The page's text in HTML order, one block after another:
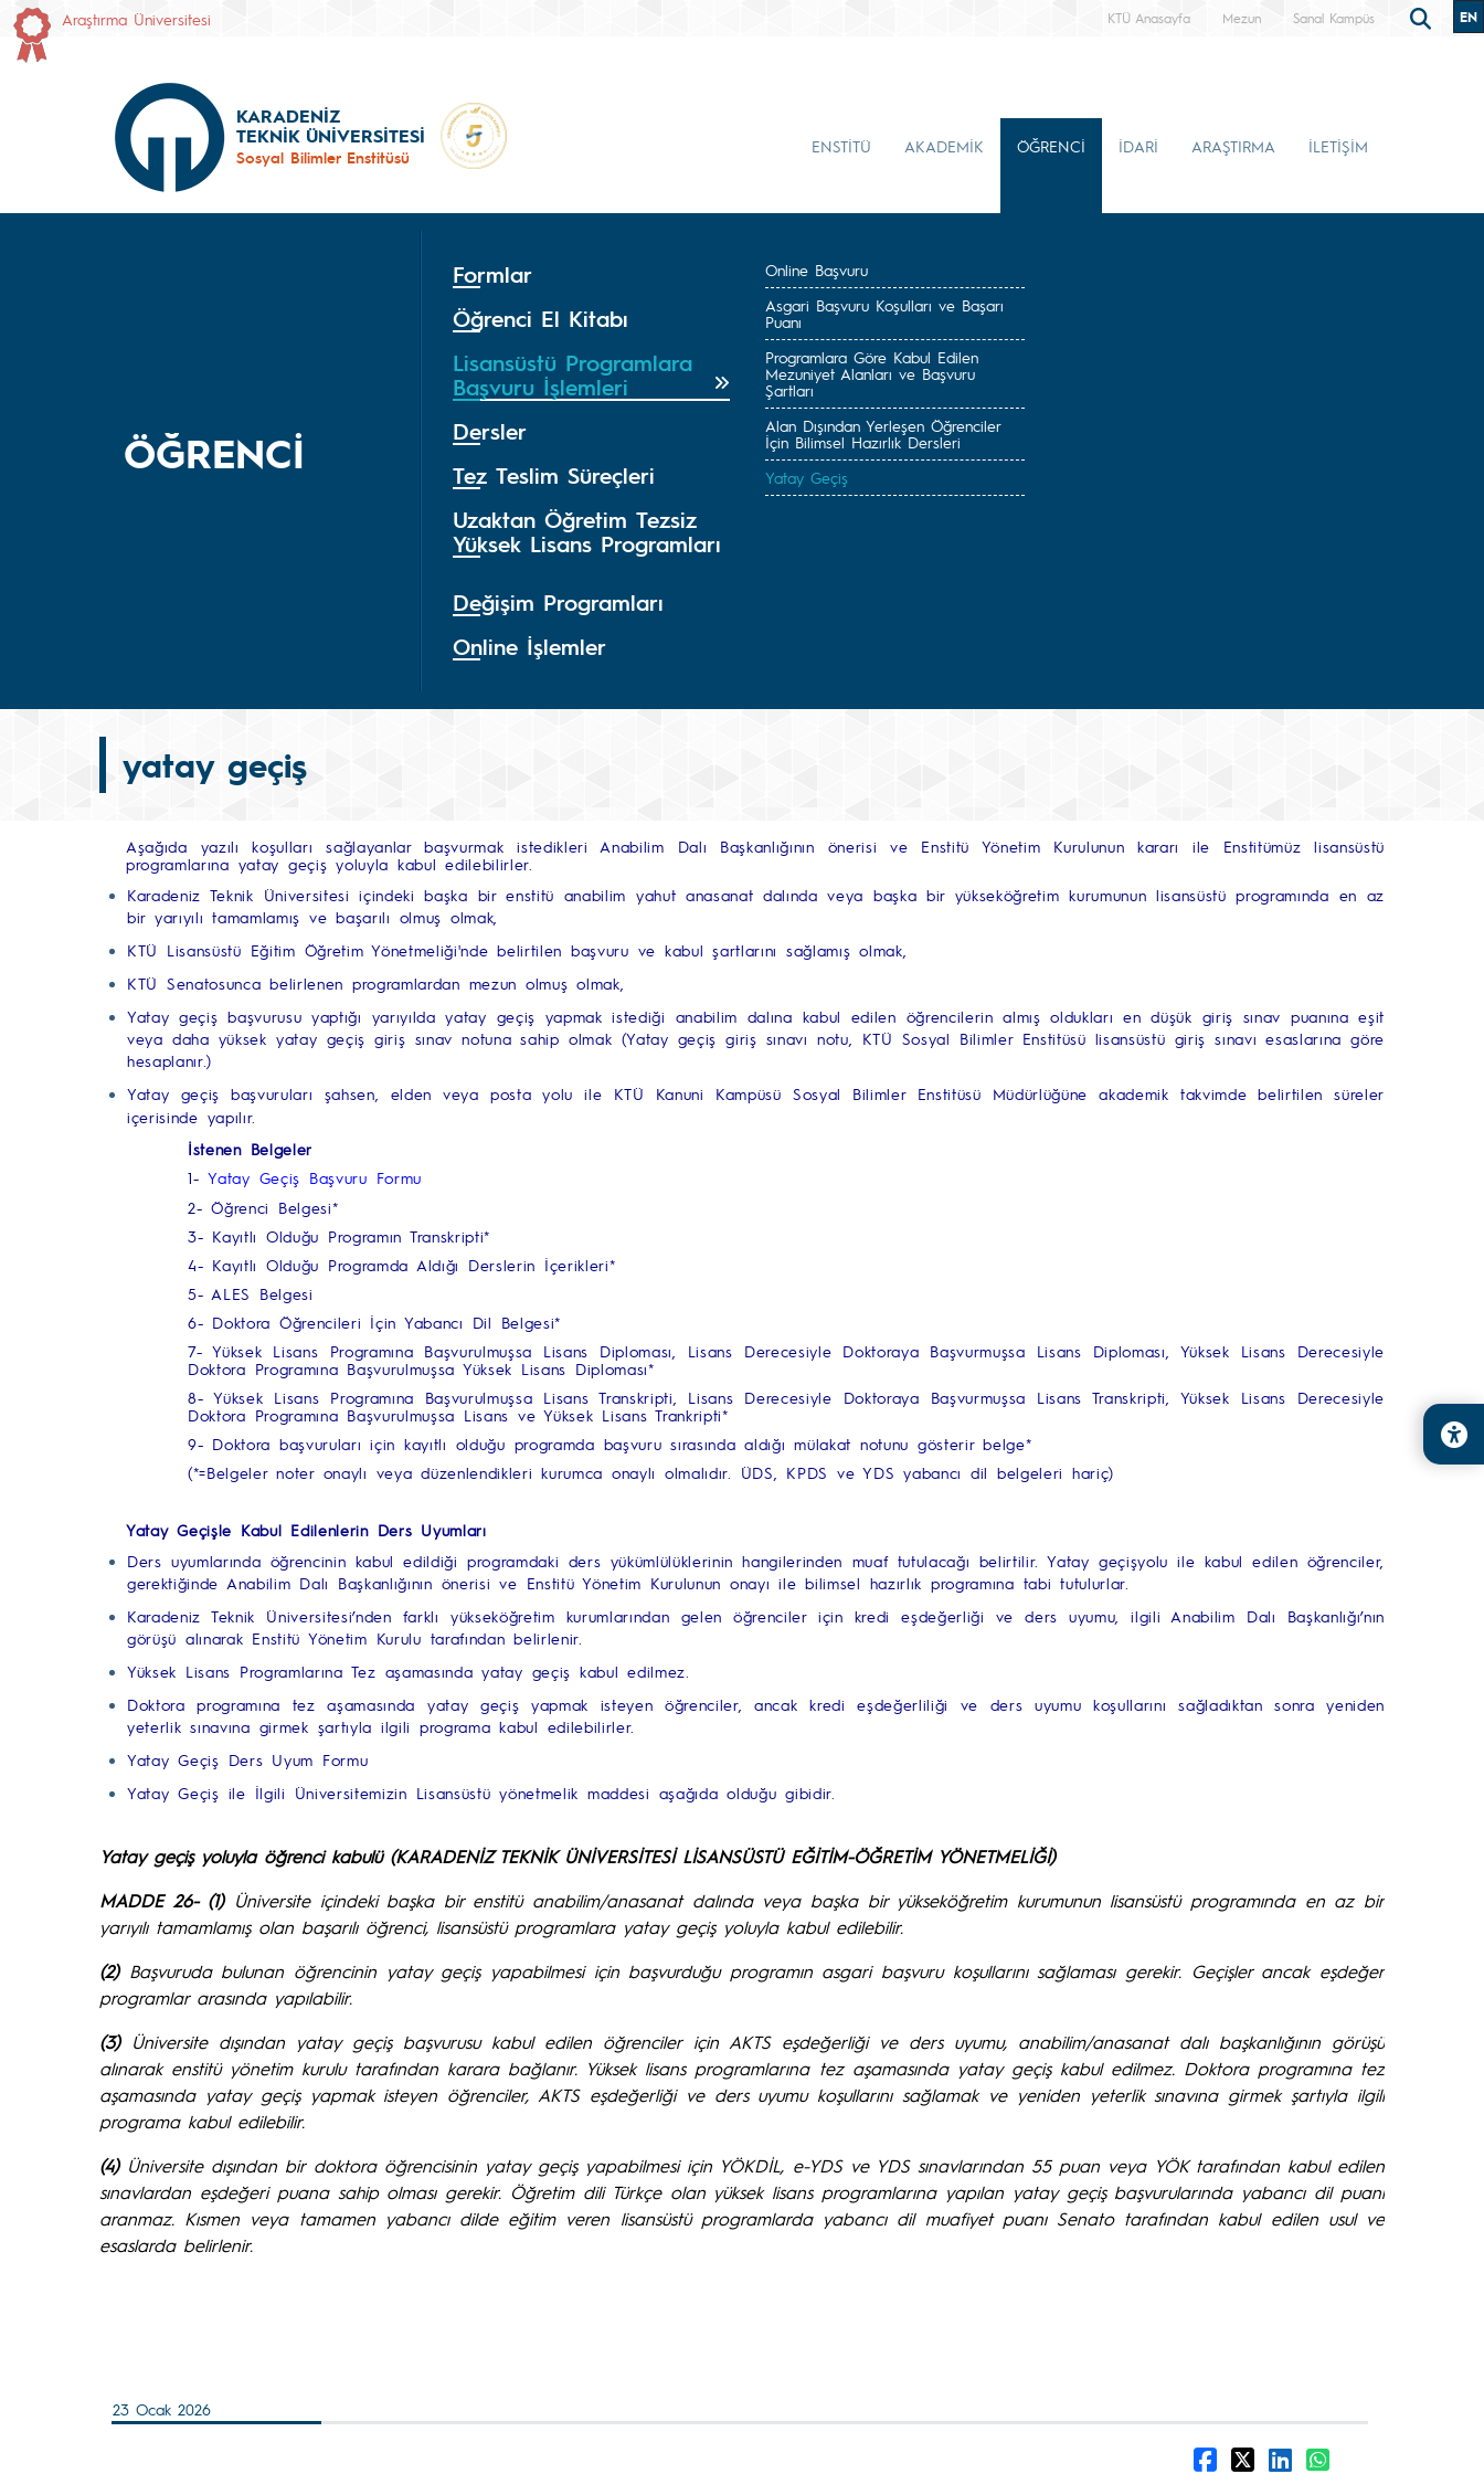
Araştırma Üniversitesi KTÜ Anasayfa Mezun Sanal Kampüs EN
KARADENİZ
TEKNİK ÜNİVERSİTESİ
Sosyal Bilimler Enstitüsü
ENSTİTÜ AKADEMİK ÖĞRENCİ İDARİ ARAŞTIRMA İLETİŞİM
ÖĞRENCİ
Formlar
Öğrenci El Kitabı
Lisansüstü Programlara
Başvuru İşlemleri
Dersler
Tez Teslim Süreçleri
Uzaktan Öğretim Tezsiz
Yüksek Lisans Programları
Değişim Programları
Online İşlemler
Online Başvuru
Asgari Başvuru Koşulları ve Başarı
Puanı
Programlara Göre Kabul Edilen
Mezuniyet Alanları ve Başvuru
Şartları
Alan Dışından Yerleşen Öğrenciler
İçin Bilimsel Hazırlık Dersleri
Yatay Geçiş
yatay geçiş
Aşağıda yazılı koşulları sağlayanlar başvurmak istedikleri Anabilim Dalı Başkanlığının önerisi ve Enstitü Yönetim Kurulunun kararı ile Enstitümüz lisansüstü
programlarına yatay geçiş yoluyla kabul edilebilirler.
Karadeniz Teknik Üniversitesi içindeki başka bir enstitü anabilim yahut anasanat dalında veya başka bir yükseköğretim kurumunun lisansüstü programında en az
bir yarıyılı tamamlamış ve başarılı olmuş olmak,
KTÜ Lisansüstü Eğitim Öğretim Yönetmeliği'nde belirtilen başvuru ve kabul şartlarını sağlamış olmak,
KTÜ Senatosunca belirlenen programlardan mezun olmuş olmak,
Yatay geçiş başvurusu yaptığı yarıyılda yatay geçiş yapmak istediği anabilim dalına kabul edilen öğrencilerin almış oldukları en düşük giriş sınav puanına eşit
veya daha yüksek yatay geçiş giriş sınav notuna sahip olmak (Yatay geçiş giriş sınavı notu, KTÜ Sosyal Bilimler Enstitüsü lisansüstü giriş sınavı esaslarına göre
hesaplanır.)
Yatay geçiş başvuruları şahsen, elden veya posta yolu ile KTÜ Kanuni Kampüsü Sosyal Bilimler Enstitüsü Müdürlüğüne akademik takvimde belirtilen süreler
içerisinde yapılır.
İstenen Belgeler
1- Yatay Geçiş Başvuru Formu
2- Öğrenci Belgesi*
3- Kayıtlı Olduğu Programın Transkripti*
4- Kayıtlı Olduğu Programda Aldığı Derslerin İçerikleri*
5- ALES Belgesi
6- Doktora Öğrencileri İçin Yabancı Dil Belgesi*
7- Yüksek Lisans Programına Başvurulmuşsa Lisans Diploması, Lisans Derecesiyle Doktoraya Başvurmuşsa Lisans Diploması, Yüksek Lisans Derecesiyle
Doktora Programına Başvurulmuşsa Yüksek Lisans Diploması*
8- Yüksek Lisans Programına Başvurulmuşsa Lisans Transkripti, Lisans Derecesiyle Doktoraya Başvurmuşsa Lisans Transkripti, Yüksek Lisans Derecesiyle
Doktora Programına Başvurulmuşsa Lisans ve Yüksek Lisans Trankripti*
9- Doktora başvuruları için kayıtlı olduğu programda başvuru sırasında aldığı mülakat notunu gösterir belge*
(*=Belgeler noter onaylı veya düzenlendikleri kurumca onaylı olmalıdır. ÜDS, KPDS ve YDS yabancı dil belgeleri hariç)
Yatay Geçişle Kabul Edilenlerin Ders Uyumları
Ders uyumlarında öğrencinin kabul edildiği programdaki ders yükümlülüklerinin hangilerinden muaf tutulacağı belirtilir. Yatay geçişyolu ile kabul edilen öğrenciler,
gerektiğinde Anabilim Dalı Başkanlığının önerisi ve Enstitü Yönetim Kurulunun onayı ile bilimsel hazırlık programına tabi tutulurlar.
Karadeniz Teknik Üniversitesi’nden farklı yükseköğretim kurumlarından gelen öğrenciler için kredi eşdeğerliği ve ders uyumu, ilgili Anabilim Dalı Başkanlığı’nın
görüşü alınarak Enstitü Yönetim Kurulu tarafından belirlenir.
Yüksek Lisans Programlarına Tez aşamasında yatay geçiş kabul edilmez.
Doktora programına tez aşamasında yatay geçiş yapmak isteyen öğrenciler, ancak kredi eşdeğerliliği ve ders uyumu koşullarını sağladıktan sonra yeniden
yeterlik sınavına girmek şartıyla ilgili programa kabul edilebilirler.
Yatay Geçiş Ders Uyum Formu
Yatay Geçiş ile İlgili Üniversitemizin Lisansüstü yönetmelik maddesi aşağıda olduğu gibidir.
Yatay geçiş yoluyla öğrenci kabulü (KARADENİZ TEKNİK ÜNİVERSİTESİ LİSANSÜSTÜ EĞİTİM-ÖĞRETİM YÖNETMELİĞİ)
MADDE 26- (1)Üniversite içindeki başka bir enstitü anabilim/anasanat dalında veya başka bir yükseköğretim kurumunun lisansüstü programında en az bir
yarıyılı tamamlamış olan başarılı öğrenci, lisansüstü programlara yatay geçiş yoluyla kabul edilebilir.
(2)Başvuruda bulunan öğrencinin yatay geçiş yapabilmesi için başvurduğu programın asgari başvuru koşullarını sağlaması gerekir. Geçişler ancak eşdeğer
programlar arasında yapılabilir.
(3) Üniversite dışından yatay geçiş başvurusu kabul edilen öğrenciler için AKTS eşdeğerliği ve ders uyumu, anabilim/anasanat dalı başkanlığının görüşü
alınarak enstitü yönetim kurulu tarafından karara bağlanır. Yüksek lisans programlarına tez aşamasında yatay geçiş kabul edilmez. Doktora programına tez
aşamasında yatay geçiş yapmak isteyen öğrenciler, AKTS eşdeğerliği ve ders uyumu koşullarını sağlamak ve yeniden yeterlik sınavına girmek şartıyla ilgili
programa kabul edilebilir.
(4)Üniversite dışından bir doktora öğrencisinin yatay geçiş yapabilmesi için YÖKDİL, e-YDS ve YDS sınavlarından 55 puan veya YÖK tarafından kabul edilen
sınavlardan eşdeğeri puana sahip olması gerekir. Öğretim dili Türkçe olan yüksek lisans programlarına yapılan yatay geçiş başvurularında yabancı dil puanı
aranmaz. Kısmen veya tamamen yabancı dilde eğitim veren lisansüstü programlarda yabancı dil muafiyet puanı Senato tarafından kabul edilen usul ve
esaslarda belirlenir.
23 Ocak 2026